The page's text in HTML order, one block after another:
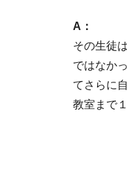
A：
その生徒
ではなか
てさらに
教室まで